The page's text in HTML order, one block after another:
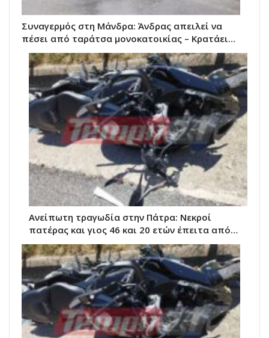
Συναγερμός στη Μάνδρα: Άνδρας απειλεί να
πέσει από ταράτσα μονοκατοικίας – Κρατάει…
Ανείπωτη τραγωδία στην Πάτρα: Νεκροί
πατέρας και γιος 46 και 20 ετών έπειτα από…